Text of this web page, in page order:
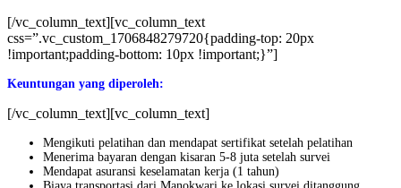
[/vc_column_text][vc_column_text
css=”.vc_custom_1706848279720{padding-top: 20px
!important;padding-bottom: 10px !important;}”]
Keuntungan yang diperoleh:
[/vc_column_text][vc_column_text]
Mengikuti pelatihan dan mendapat sertifikat setelah pelatihan
Menerima bayaran dengan kisaran 5-8 juta setelah survei
Mendapat asuransi keselamatan kerja (1 tahun)